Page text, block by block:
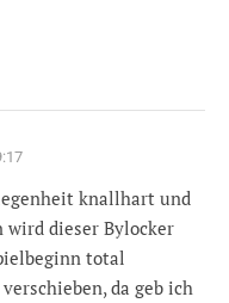
knallhart und
wird dieser Bylocker
total
da geb ich